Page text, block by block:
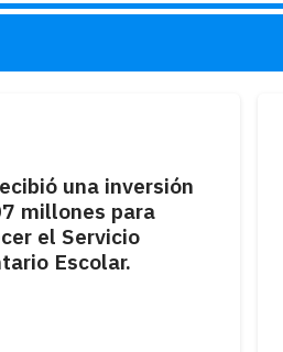
una inversión
millones para
el Servicio
Escolar.